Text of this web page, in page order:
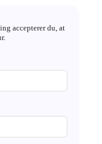
accepterer du, at